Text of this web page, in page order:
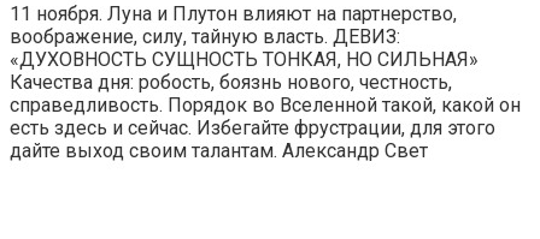
11 ноября. Луна и Плутон влияют на партнерство,
воображение, силу, тайную власть. ДЕВИЗ:
«ДУХОВНОСТЬ СУЩНОСТЬ ТОНКАЯ, НО СИЛЬНАЯ»
Качества дня: робость, боязнь нового, честность,
справедливость. Порядок во Вселенной такой, какой он
есть здесь и сейчас. Избегайте фрустрации, для этого
дайте выход своим талантам. Александр Свет